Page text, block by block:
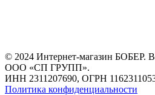
© 2024 Интернет-магазин БОБЕР.
ООО «СП ГРУПП».
ИНН 2311207690, ОГРН
Политика конфиденциальности